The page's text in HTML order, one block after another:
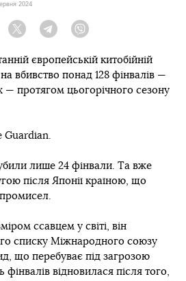
2024
Twitter Telegram
європейській китобійній
вбивство понад 128 фінвалів —
— протягом цьогорічного сезону
Guardian.
лише 24 фінвали. Та вже
після Японії країною, що
ссавцем у світі, він
списку Міжнародного союзу
що перебуває під загрозою
фінвалів відновилася після того,